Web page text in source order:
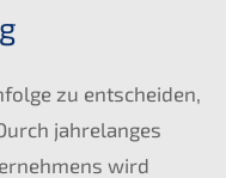
zu entscheiden,
jahrelanges
wird